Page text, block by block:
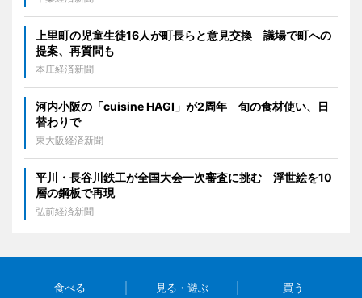
上里町の児童生徒16人が町長らと意見交換 議場で町への
提案、再質問も
本庄経済新聞
河内小阪の「cuisine HAGI」が2周年 旬の食材使い、日
替わりで
東大阪経済新聞
平川・長谷川鉄工が全国大会一次審査に挑む 浮世絵を10
層の鋼板で再現
弘前経済新聞
食べる 見る・遊ぶ 買う